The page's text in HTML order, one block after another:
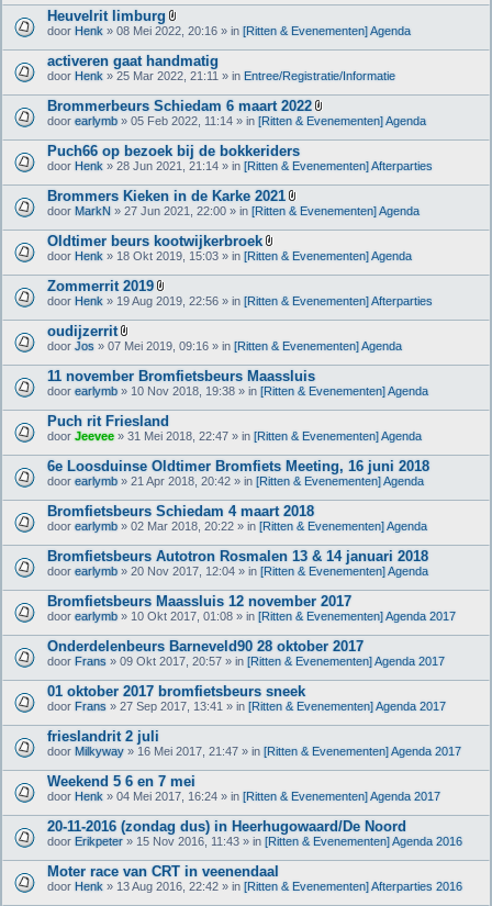
j
a
g
(
)
Heuvelrit limburg
B
j
l
a
g
e
(
)
door Henk » 08 Mei 2022, 20:16 » in [Ritten & Evenementen] Agenda
activeren gaat handmatig
door Henk » 25 Mar 2022, 21:11 » in Entree/Registratie/Informatie
Brommerbeurs Schiedam 6 maart 2022
B
j
a
g
(
door earlymb » 05 Feb 2022, 11:14 » in [Ritten & Evenementen] Agenda
Puch66 op bezoek bij de bokkeriders
door Henk » 28 Jun 2021, 21:14 » in [Ritten & Evenementen] Afterparties
Brommers Kieken in de Karke 2021
B
j
a
g
(
door MarkN » 27 Jun 2021, 22:00 » in [Ritten & Evenementen] Agenda
Oldtimer beurs kootwijkerbroek
B
j
a
g
(
)
door Henk » 18 Okt 2019, 15:03 » in [Ritten & Evenementen] Agenda
Zommerrit 2019
B
j
a
g
e
(
)
door Henk » 19 Aug 2019, 22:56 » in [Ritten & Evenementen] Afterparties
oudijzerrit
B
j
l
a
g
e
(
)
door Jos » 07 Mei 2019, 09:16 » in [Ritten & Evenementen] Agenda
11 november Bromfietsbeurs Maassluis
door earlymb » 10 Nov 2018, 19:38 » in [Ritten & Evenementen] Agenda
Puch rit Friesland
door Jeevee » 31 Mei 2018, 22:47 » in [Ritten & Evenementen] Agenda
6e Loosduinse Oldtimer Bromfiets Meeting, 16 juni 2018
door earlymb » 21 Apr 2018, 20:42 » in [Ritten & Evenementen] Agenda
Bromfietsbeurs Schiedam 4 maart 2018
door earlymb» 02 Mar 2018, 20:22 » in [Ritten & Evenementen] Agenda
Bromfietsbeurs Autotron Rosmalen 13 & 14 januari 2018
door earlymb » 20 Nov 2017, 12:04 » in [Ritten & Evenementen] Agenda
Bromfietsbeurs Maassluis 12 november 2017
door earlymb» 10 Okt 2017, 01:08 » in [Ritten & Evenementen] Agenda 2017
Onderdelenbeurs Barneveld90 28 oktober 2017
door Frans » 09 Okt 2017, 20:57 » in [Ritten & Evenementen] Agenda 2017
01 oktober 2017 bromfietsbeurs sneek
door Frans » 27 Sep 2017, 13:41 » in [Ritten & Evenementen] Agenda 2017
frieslandrit 2 juli
door Milkyway » 16 Mei 2017, 21:47 » in [Ritten & Evenementen] Agenda 2017
Weekend 5 6 en 7 mei
door Henk » 04 Mei 2017, 16:24 » in [Ritten & Evenementen] Agenda 2017
20-11-2016 (zondag dus) in Heerhugowaard/De Noord
door Erikpeter » 15 Nov 2016, 11:43 » in [Ritten & Evenementen] Agenda 2016
Moter race van CRT in veenendaal
door Henk » 13 Aug 2016, 22:42 » in [Ritten & Evenementen] Afterparties 2016